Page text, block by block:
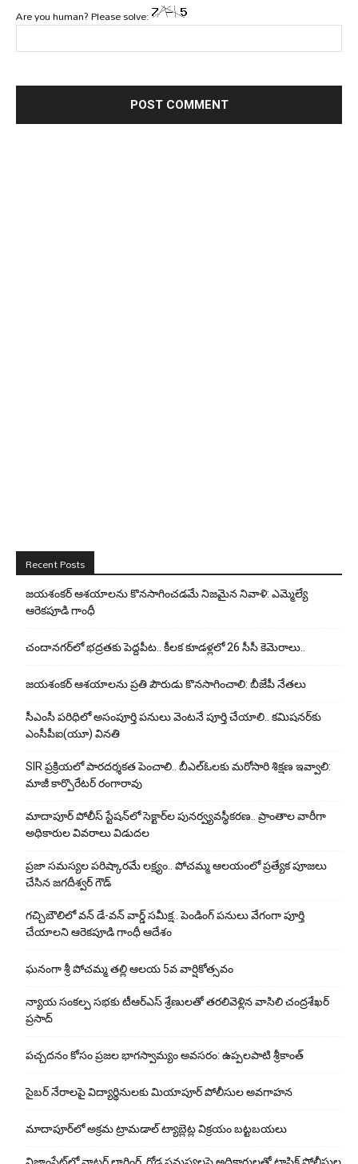
Are you human? Please solve:
Recent Posts
జయశంకర్ ఆశయాలను కొనసాగించడమే నిజమైన నివాళి: ఎమ్మెల్యే
ఆరెక‌పూడి గాంధీ
చందానగర్‌లో భద్రతకు పెద్దపీట.. కీలక కూడళ్లలో 26 సీసీ కెమెరాలు..
జయశంకర్ ఆశయాలను ప్రతి పౌరుడు కొనసాగించాలి: బీజేపీ నేతలు
సీఎంసీ పరిధిలో అసంపూర్తి పనులు వెంటనే పూర్తి చేయాలి.. కమిషనర్‌కు
ఎంసీపీఐ(యూ) వినతి
SIR ప్రక్రియలో పారదర్శకత పెంచాలి.. బీఎల్ఓలకు మరోసారి శిక్షణ ఇవ్వాలి:
మాజీ కార్పొరేటర్ రంగారావు
మాదాపూర్ పోలీస్‌ స్టేషన్‌లో సెక్టార్‌ల పునర్వ్యవస్థీకరణ.. ప్రాంతాల వారీగా
అధికారుల వివరాలు విడుదల
ప్రజా సమస్యల పరిష్కారమే లక్ష్యం.. పోచమ్మ ఆలయంలో ప్రత్యేక పూజలు
చేసిన జగదీశ్వర్ గౌడ్
గచ్చిబౌలిలో వన్ డే-వన్ వార్డ్ సమీక్ష.. పెండింగ్ పనులు వేగంగా పూర్తి
చేయాలని ఆరెకపూడి గాంధీ ఆదేశం
ఘ‌నంగా శ్రీ పోచమ్మ త‌ల్లి ఆలయ 5వ వార్షికోత్సవం
న్యాయ సంక‌ల్ప స‌భ‌కు టీఆర్ఎస్ శ్రేణుల‌తో త‌ర‌లివెళ్లిన వాసిలి చంద్ర‌శేఖ‌ర్
ప్ర‌సాద్
పచ్చదనం కోసం ప్రజల భాగస్వామ్యం అవసరం: ఉప్పలపాటి శ్రీకాంత్
సైబర్ నేరాలపై విద్యార్థినులకు మియాపూర్ పోలీసుల అవగాహన
మాదాపూర్‌లో అక్రమ ట్రామడాల్ ట్యాబ్లెట్ల విక్రయం బట్టబయలు
నిజాంపేట్‌లో వాటర్ లాగింగ్, రోడ్ల సమస్యలపై అధికారులతో ట్రాఫిక్ పోలీసుల